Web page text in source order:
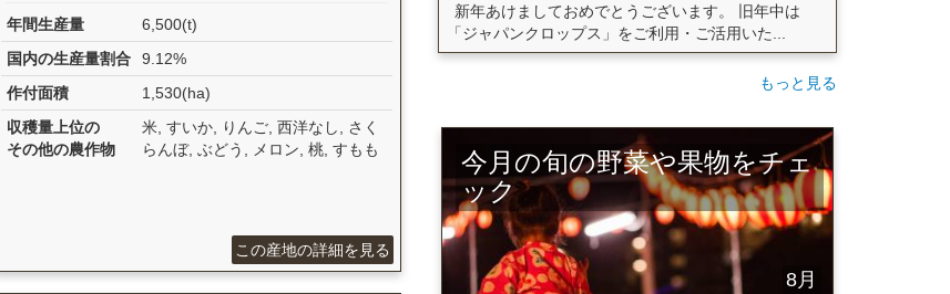
年間生産量
6,500(t)
国内の生産量割合
9.12%
作付面積
1,530(ha)
収穫量上位の
その他の農作物
米, すいか, りんご, 西洋なし, さく
らんぼ, ぶどう, メロン, 桃, すもも
この産地の詳細を見る
新年あけましておめでとうございます。 旧年中は
「ジャパンクロップス」をご利用・ご活用いた...
もっと見る
今月の旬の野菜や果物をチェ
ック
8月